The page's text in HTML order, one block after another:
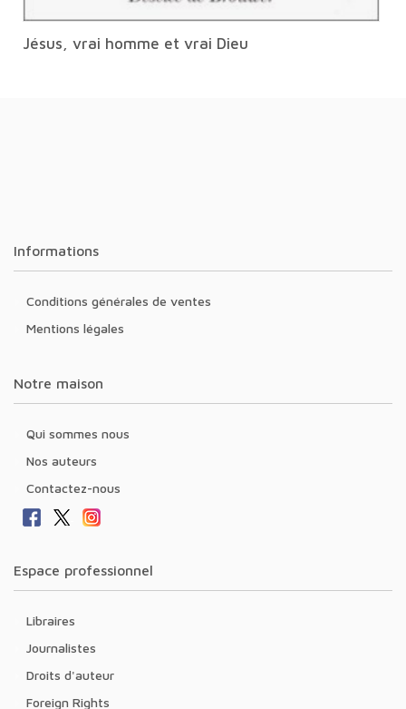
Jésus, vrai homme et vrai Dieu
Informations
Conditions générales de ventes
Mentions légales
Notre maison
Qui sommes nous
Nos auteurs
Contactez-nous
Espace professionnel
Libraires
Journalistes
Droits d'auteur
Foreign Rights